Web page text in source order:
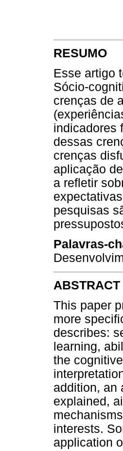
RESUMO
Esse artigo
Sócio-
crenças de
indicadores
dessas
crenças
aplicação
a refletir
pesquisas
Palavras-
ABSTRACT
This paper
more
describes:
learning,
the
addition, an
explained,
interests.
application